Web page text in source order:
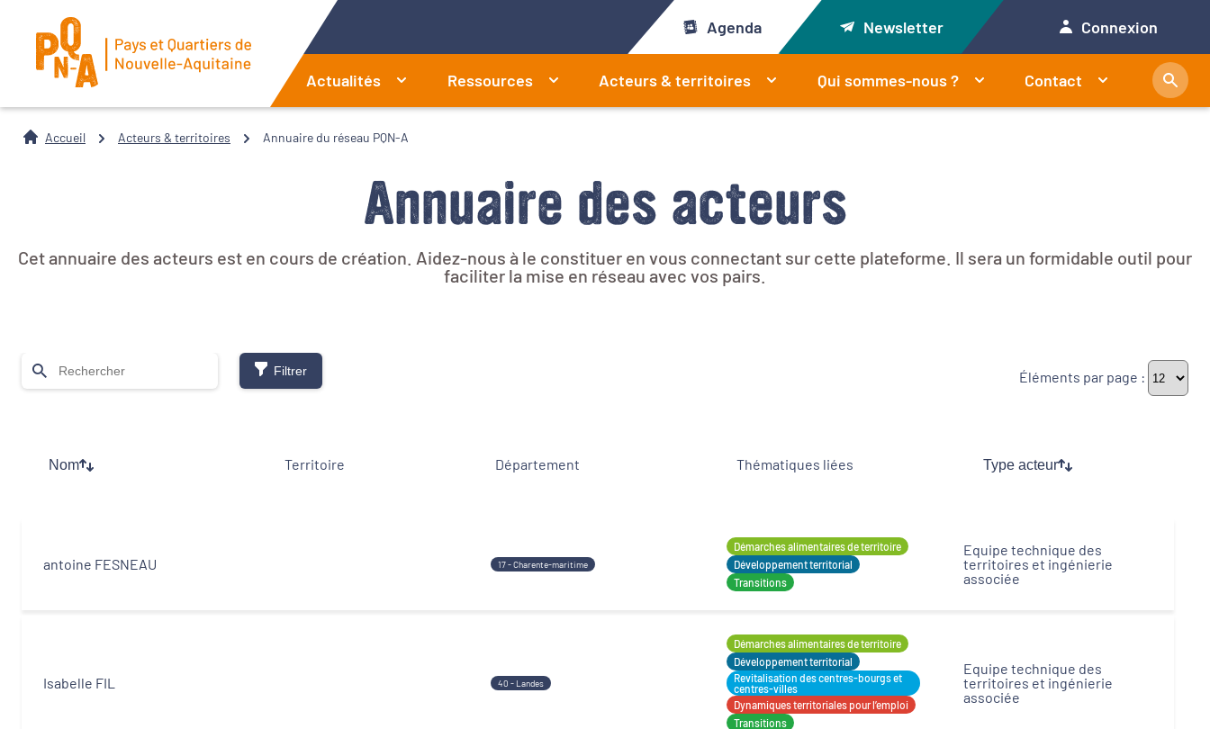
Agenda Newsletter Connexion
Actualités Ressources Acteurs & territoires Qui sommes-nous ? Contact
Accueil Acteurs & territoires Annuaire du réseau PQN-A
Annuaire des acteurs
Cet annuaire des acteurs est en cours de création. Aidez-nous à le constituer en vous connectant sur cette plateforme. Il sera un formidable outil pour
faciliter la mise en réseau avec vos pairs.
Éléments par page :
Filtrer
Nom Territoire Département Thématiques liées Type acteur
antoine FESNEAU 17 - Charente-maritime
Démarches alimentaires de territoire
Développement territorial
Transitions
Equipe technique des
territoires et ingénierie
associée
Isabelle FIL 40 - Landes
Démarches alimentaires de territoire
Développement territorial
Revitalisation des centres-bourgs et
centres-villes
Dynamiques territoriales pour l’emploi
Transitions
Equipe technique des
territoires et ingénierie
associée